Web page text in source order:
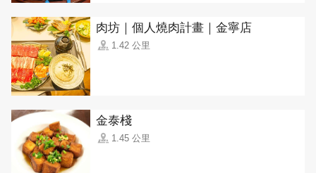
肉坊｜個人燒肉計畫｜金寧店
1.42 公里
金泰棧
1.45 公里